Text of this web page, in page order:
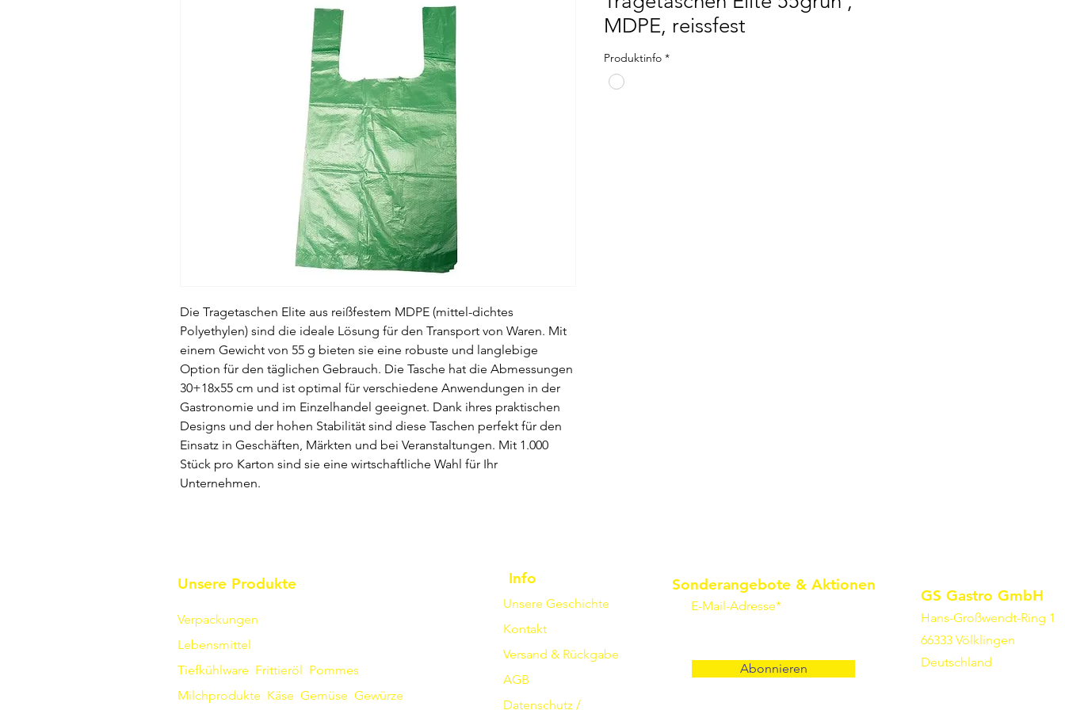
Die Tragetaschen Elite aus reißfestem MDPE (mittel-dichtes
Polyethylen) sind die ideale Lösung für den Transport von Waren. Mit
einem Gewicht von 55 g bieten sie eine robuste und langlebige
Option für den täglichen Gebrauch. Die Tasche hat die Abmessungen
30+18x55 cm und ist optimal für verschiedene Anwendungen in der
Gastronomie und im Einzelhandel geeignet. Dank ihres praktischen
Designs und der hohen Stabilität sind diese Taschen perfekt für den
Einsatz in Geschäften, Märkten und bei Veranstaltungen. Mit 1.000
Stück pro Karton sind sie eine wirtschaftliche Wahl für Ihr
Unternehmen.
MDPE, reissfest
Produktinfo *
Unsere Produkte
Verpackungen
Lebensmittel
Tiefkühlware Frittieröl Pommes
Milchprodukte Käse Gemüse Gewürze
Info
Unsere Geschichte
Kontakt
Versand & Rückgabe
AGB
Datenschutz /
Sonderangebote & Aktionen
E-Mail-Adresse*
Abonnieren
GS Gastro GmbH
Hans-Großwendt-Ring 1
66333 Völklingen
Deutschland